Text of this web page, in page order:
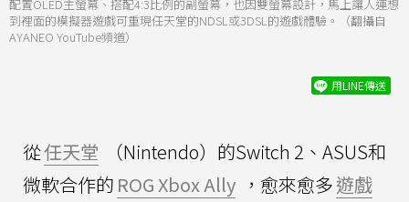
配置OLED主螢幕、搭配4:3比例的副螢幕，也因雙螢幕設計，馬上讓人連想
到裡面的模擬器遊戲可重現任天堂的NDSL或3DSL的遊戲體驗。（翻攝自
AYANEO YouTube頻道）
用LINE傳送
從任天堂
（Nintendo）的Switch 2、ASUS和
微軟合作的 ROG Xbox Ally ，愈來愈多遊戲